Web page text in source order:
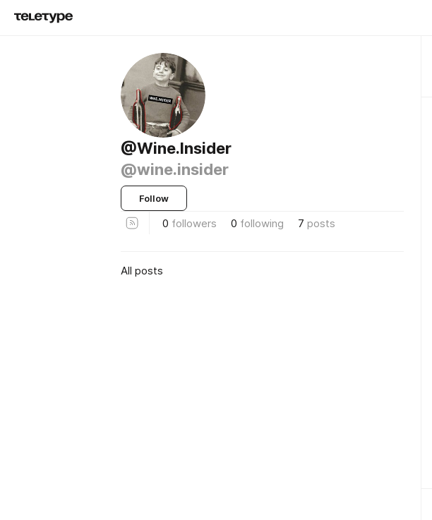
@Wine.Insider
@wine.insider
Follow
0 followers 0 following 7 posts
All posts